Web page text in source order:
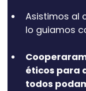
​Asistimos al
lo guiamos
éticos para
todos